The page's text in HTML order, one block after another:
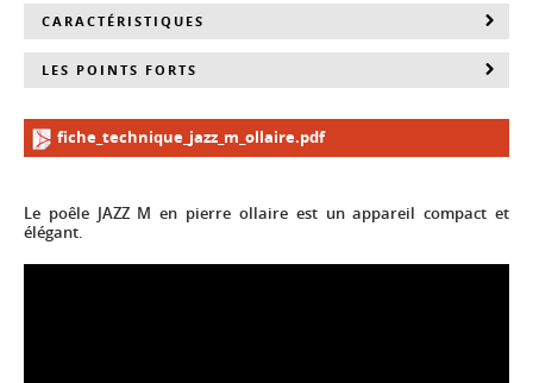
Le poêle JAZZ M en pierre ollaire est un appareil compact et
élégant.
CARACTÉRISTIQUES
LES POINTS FORTS
fiche_technique_jazz_m_ollaire.pdf